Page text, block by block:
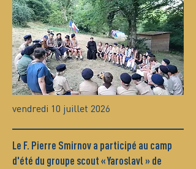
vendredi 10 juillet 2026
Le F. Pierre Smirnov a participé au camp
d'été du groupe scout « Yaroslavl » de